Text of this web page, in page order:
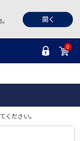
0
ください。